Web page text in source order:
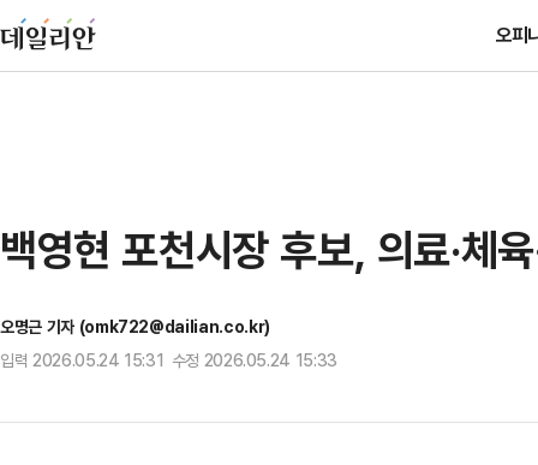
오피
백영현 포천시장 후보, 의료·체
오명근 기자 (omk722@dailian.co.kr)
입력 2026.05.24 15:31 수정 2026.05.24 15:33